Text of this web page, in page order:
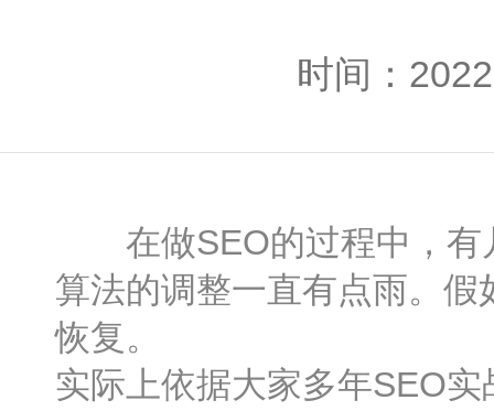
时间：
在做SEO的过程中，有
算法的调整一直有点雨。
恢复。
实际上依据大家多年SEO